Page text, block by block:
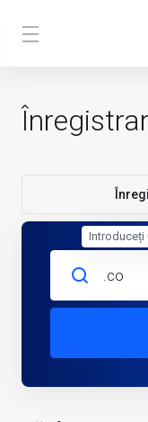
Introduceți